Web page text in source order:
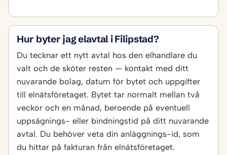
Hur byter jag elavtal i Filipstad?
Du tecknar ett nytt avtal hos den elhandlare du
valt och de sköter resten — kontakt med ditt
nuvarande bolag, datum för bytet och uppgifter
till elnätsföretaget. Bytet tar normalt mellan två
veckor och en månad, beroende på eventuell
uppsägnings- eller bindningstid på ditt nuvarande
avtal. Du behöver veta din anläggnings-id, som
du hittar på fakturan från elnätsföretaget.